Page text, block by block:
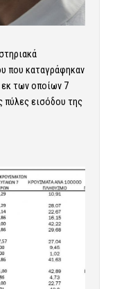
που καταγράφηκαν
εκ των οποίων 7
πύλες εισόδου της